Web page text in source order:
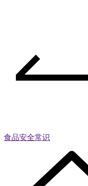
食品安全常识